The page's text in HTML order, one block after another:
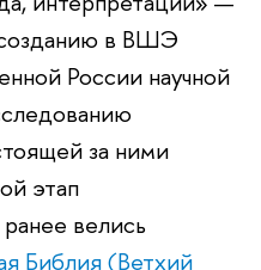
созданию в ВШЭ
России научной
за ними
этап
велись
Библия (Ветхий